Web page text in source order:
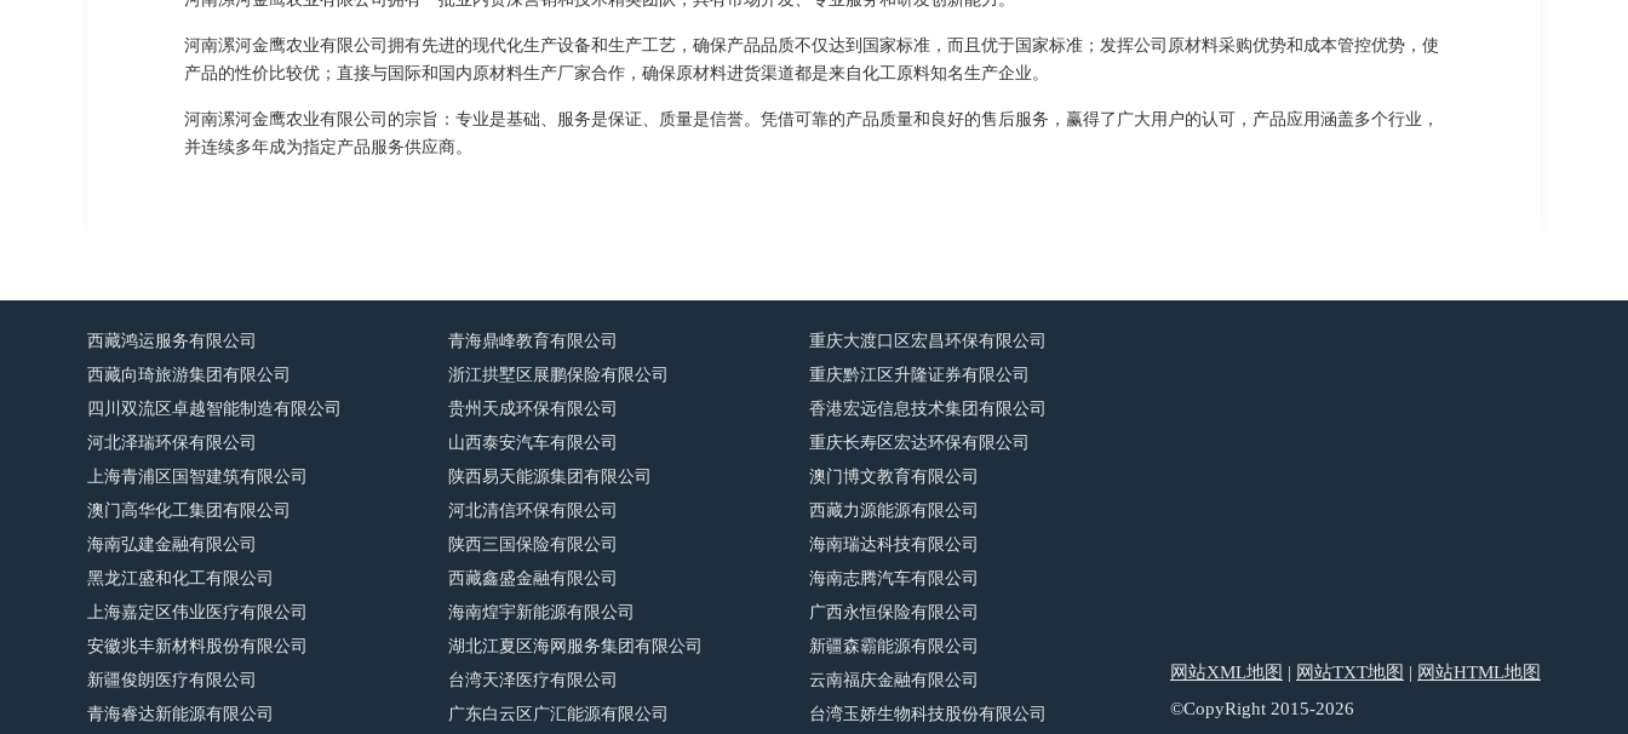
河南漯河金鹰农业有限公司拥有先进的现代化生产设备和生产工艺，确保产品品质不仅达到国家标准，而且优于国家标准；发挥公司原材料采购优势和成本管控优势，使
产品的性价比较优；直接与国际和国内原材料生产厂家合作，确保原材料进货渠道都是来自化工原料知名生产企业。
河南漯河金鹰农业有限公司的宗旨：专业是基础、服务是保证、质量是信誉。凭借可靠的产品质量和良好的售后服务，赢得了广大用户的认可，产品应用涵盖多个行业，
并连续多年成为指定产品服务供应商。
西藏鸿运服务有限公司 青海鼎峰教育有限公司
重庆大渡口区宏昌环保有限公司
西藏向琦旅游集团有限公司
浙江拱墅区展鹏保险有限公司
重庆黔江区升隆证券有限公司
四川双流区卓越智能制造有限公司
贵州天成环保有限公司
香港宏远信息技术集团有限公司
河北泽瑞环保有限公司
山西泰安汽车有限公司
重庆长寿区宏达环保有限公司
上海青浦区国智建筑有限公司
陕西易天能源集团有限公司
澳门博文教育有限公司
澳门高华化工集团有限公司
河北清信环保有限公司
西藏力源能源有限公司
海南弘建金融有限公司
陕西三国保险有限公司
海南瑞达科技有限公司
黑龙江盛和化工有限公司
西藏鑫盛金融有限公司
海南志腾汽车有限公司
上海嘉定区伟业医疗有限公司
海南煌宇新能源有限公司
广西永恒保险有限公司
安徽兆丰新材料股份有限公司
湖北江夏区海网服务集团有限公司
新疆森霸能源有限公司
新疆俊朗医疗有限公司
台湾天泽医疗有限公司
云南福庆金融有限公司
青海睿达新能源有限公司
广东白云区广汇能源有限公司 台湾玉娇生物科技股份有限公司
网站XML地图 | 网站TXT地图 | 网站HTML地图
©CopyRight 2015-2026